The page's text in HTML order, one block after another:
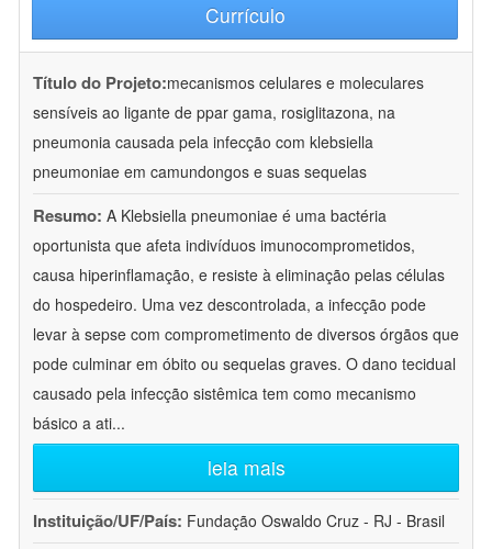
Currículo
Título do Projeto:mecanismos celulares e moleculares
sensíveis ao ligante de ppar gama, rosiglitazona, na
pneumonia causada pela infecção com klebsiella
pneumoniae em camundongos e suas sequelas
Resumo: A Klebsiella pneumoniae é uma bactéria
oportunista que afeta indivíduos imunocomprometidos,
causa hiperinflamação, e resiste à eliminação pelas células
do hospedeiro. Uma vez descontrolada, a infecção pode
levar à sepse com comprometimento de diversos órgãos que
pode culminar em óbito ou sequelas graves. O dano tecidual
causado pela infecção sistêmica tem como mecanismo
básico a ati...
leia mais
Instituição/UF/País: Fundação Oswaldo Cruz - RJ - Brasil